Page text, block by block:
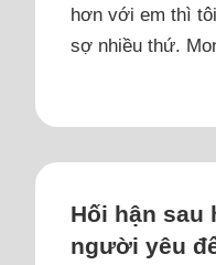
hơn với em thì
sợ nhiều thứ.
Hối hận sau
người yêu